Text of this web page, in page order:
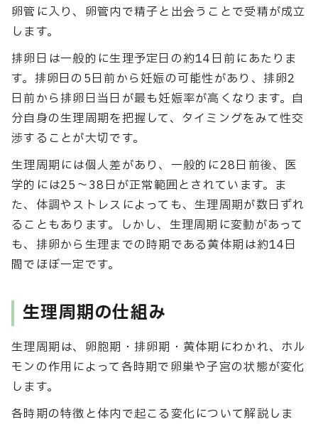
卵管に入り、卵管内で精子と出会うことで受精が成立
します。
排卵日は一般的に生理予定日の約14日前にあたりま
す。排卵日の5日前から妊娠の可能性があり、排卵2
日前から排卵日当日が最も妊娠率が高くなります。自
分自身の生理周期を把握して、タイミングをみて性交
渉することが大切です。
生理周期には個人差があり、一般的に28日前後、医
学的には25～38日が正常範囲とされています。ま
た、体調やストレスによっても、生理周期が数日ずれ
ることもあります。しかし、生理周期に変動があって
も、排卵から生理までの時期である黄体期は約14日
間でほぼ一定です。
生理周期の仕組み
生理周期は、卵胞期・排卵期・黄体期にわかれ、ホル
モンの作用によって各時期で卵巣や子宮の状態が変化
します。
各時期の特徴と体内で起こる変化について解説しま